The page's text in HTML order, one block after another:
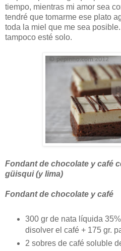
tiempo, mientras mi amor sea
tendré que tomarme ese plato
toda la miel que me sea
tampoco esté solo.
Fondant de chocolate y café
güisqui (y lima)
Fondant de chocolate y café
300 gr de nata líquida
disolver el café + 175 gr.
2 sobres de café soluble